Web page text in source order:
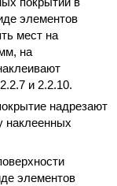
элементов
мест на
на
и 2.2.10.
надрезают
наклеенных
элементов